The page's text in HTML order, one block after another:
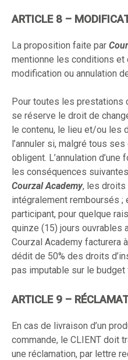
ARTICLE 8 –
La proposition faite par
mentionne les conditions et
modification ou annulation
Pour toutes les prestations
se réserve le droit de
le contenu, le lieu et/ou les
l’annuler si, malgré tous
obligent. L’annulation
les conséquences
Courzal Academy, les droits
intégralement remboursés ;
participant, pour quelque
quinze (15) jours ouvrables
Courzal Academy facturera
dédit de 50% des droits
pas imputable sur le budget
ARTICLE 9 –
En cas de livraison d’un
commande, le CLIENT doit
une réclamation, par lettre